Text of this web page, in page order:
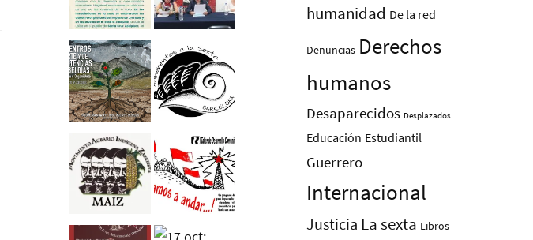
humanidad De la red
Denuncias Derechos
humanos
Desaparecidos Desplazados
Educación Estudiantil
Guerrero
Internacional
Justicia La sexta Libros